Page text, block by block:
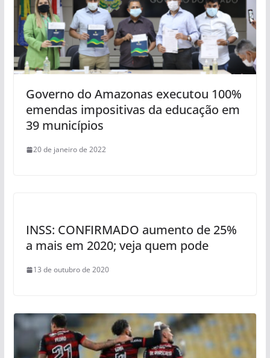
Governo do Amazonas executou 100%
emendas impositivas da educação em
39 municípios
20 de janeiro de 2022
INSS: CONFIRMADO aumento de 25%
a mais em 2020; veja quem pode
13 de outubro de 2020